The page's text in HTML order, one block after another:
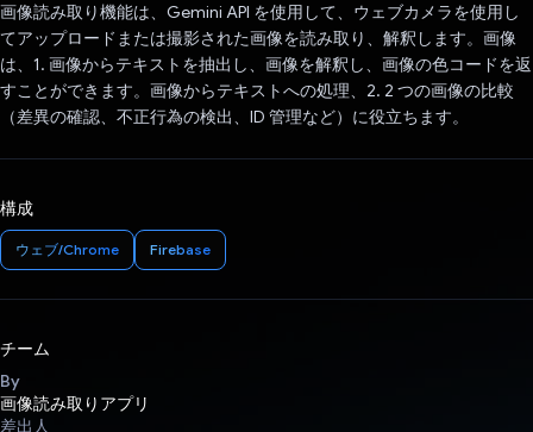
画像読み取り機能は、Gemini API を使用して、ウェブカメラを使用し
てアップロードまたは撮影された画像を読み取り、解釈します。画像
は、1. 画像からテキストを抽出し、画像を解釈し、画像の色コードを返
すことができます。画像からテキストへの処理、2. 2 つの画像の比較
（差異の確認、不正行為の検出、ID 管理など）に役立ちます。
構成
ウェブ/Chrome Firebase
チーム
By
画像読み取りアプリ
差出人